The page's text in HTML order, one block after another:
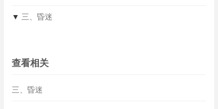
▼ 三、昏迷
查看相关
三、昏迷